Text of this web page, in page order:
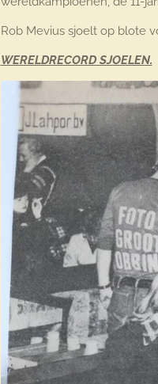
Rob Mevius sjoelt op blote
WERELDRECORD SJOELEN.